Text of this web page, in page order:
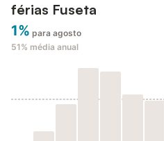
férias Fuseta
1% para agosto
51% média anual